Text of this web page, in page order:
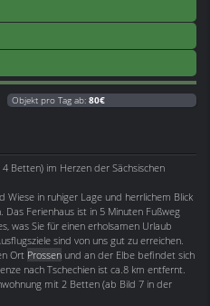
Objekt pro Tag ab: 80€
Betten) im Herzen der Sächsischen
in ruhiger Lage und herrlichem Blick
Das Ferienhaus ist in 5 Minuten Fußweg
was Sie für einen erholsamen Urlaub
sind von uns gut zu erreichen.
Ort Prossen und an der Elbe befindet sich
nach Tschechien ist ca.8 km entfernt.
mit 2 Betten (ab Bild 7 in der